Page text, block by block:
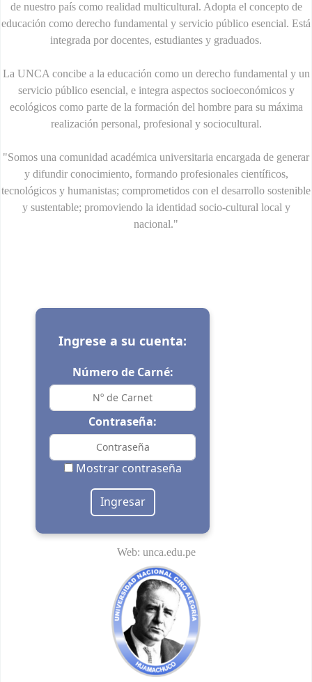
de nuestro país como realidad multicultural. Adopta el concepto de
educación como derecho fundamental y servicio público esencial. Está
integrada por docentes, estudiantes y graduados.
La UNCA concibe a la educación como un derecho fundamental y un
servicio público esencial, e integra aspectos socioeconómicos y
ecológicos como parte de la formación del hombre para su máxima
realización personal, profesional y sociocultural.
"Somos una comunidad académica universitaria encargada de generar
y difundir conocimiento, formando profesionales científicos,
tecnológicos y humanistas; comprometidos con el desarrollo sostenible
y sustentable; promoviendo la identidad socio-cultural local y
nacional."
Inicio de sesión
Ingrese a su cuenta:
Número de Carné:
Contraseña:
Mostrar contraseña
Web: unca.edu.pe